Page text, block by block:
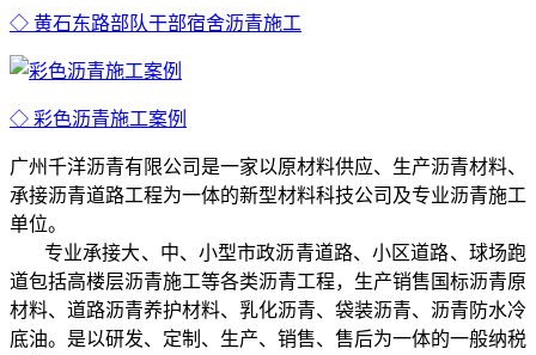
◇ 黄石东路部队干部宿舍沥青施工
◇ 彩色沥青施工案例
广州千洋沥青有限公司是一家以原材料供应、生产沥青材料、
承接沥青道路工程为一体的新型材料科技公司及专业沥青施工
单位。
专业承接大、中、小型市政沥青道路、小区道路、球场跑
道包括高楼层沥青施工等各类沥青工程，生产销售国标沥青原
材料、道路沥青养护材料、乳化沥青、袋装沥青、沥青防水冷
底油。是以研发、定制、生产、销售、售后为一体的一般纳税